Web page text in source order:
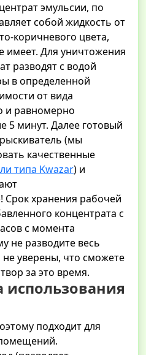
эмульсии, по
собой жидкость от
коричневого цвета,
имеет. Для уничтожения
разводят с водой
в определенной
от вида
и равномерно
5 минут. Далее готовый
(мы
качественные
типа Kwazar) и
хранения рабочей
концентрата с
с момента
не разводите весь
не уверены, что сможете
за это время.
подходит для